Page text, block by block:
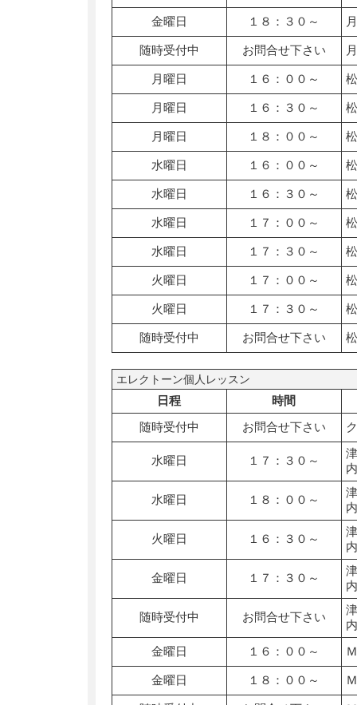
金曜日 １８：３０～
随時受付中 お問合せ下さい
月曜日 １６：００～
月曜日 １６：３０～
月曜日 １８：００～
水曜日 １６：００～
水曜日 １６：３０～
水曜日 １７：００～
水曜日 １７：３０～
火曜日 １７：００～
火曜日 １７：３０～
随時受付中 お問合せ下さい
エレクトーン個人レッスン
日程
時間
随時受付中
お問合せ下さい
水曜日 １７：３０～
水曜日 １８：００～
火曜日 １６：３０～
金曜日 １７：３０～
随時受付中 お問合せ下さい
金曜日
１６：００～
金曜日 １８：００～